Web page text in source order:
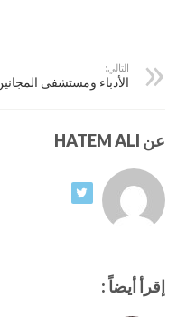
التالي:
الأدباء ومستشفى
عن HATEM ALI
إقرأ أيضاً :